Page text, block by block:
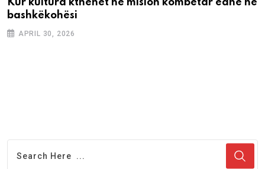
Kur kultura kthehet në mision kombëtar edhe në
bashkëkohësi
APRIL 30, 2026